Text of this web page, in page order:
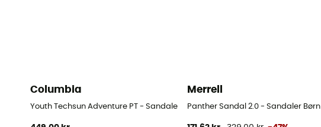
Columbia
Youth Techsun Adventure PT - Sandaler - Barn
Merrell
Panther Sandal 2.0 - Sandaler Børn